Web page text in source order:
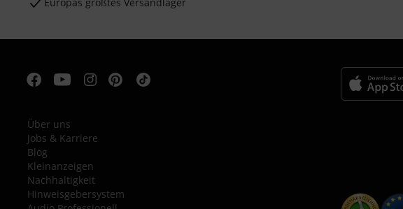
Über uns
Jobs & Karriere
Blog
Kleinanzeigen
Nachhaltigkeit
Hinweisgebersystem